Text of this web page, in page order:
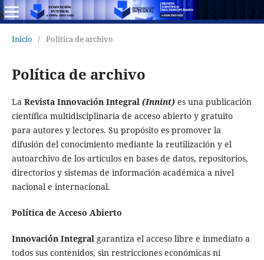
Inicio / Política de archivo
Política de archivo
La Revista Innovación Integral (Innint)es una publicación
científica multidisciplinaria de acceso abierto y gratuito
para autores y lectores. Su propósito es promover la
difusión del conocimiento mediante la reutilización y el
autoarchivo de los artículos en bases de datos, repositorios,
directorios y sistemas de información académica a nivel
nacional e internacional.
Política de Acceso Abierto
Innovación Integralgarantiza el acceso libre e inmediato a
todos sus contenidos, sin restricciones económicas ni